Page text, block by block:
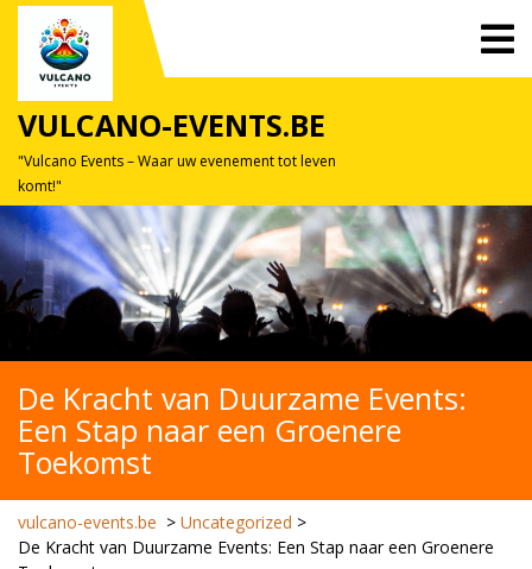
Skip
content
VULCANO-EVENTS.BE
"Vulcano Events – Waar uw evenement tot leven
komt!"
De Kracht van Duurzame Events:
Een Stap naar een Groenere
Toekomst
vulcano-events.be > Uncategorized >
De Kracht van Duurzame Events: Een Stap naar een Groenere